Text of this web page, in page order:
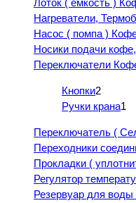
Лоток ( емкость )
Нагреватели,
Насос ( помпа )
Носики подачи
Переключатели
Кнопки2
Ручки крана1
Переключатель (
Переходники
Прокладки (
Регулятор
Резервуар для